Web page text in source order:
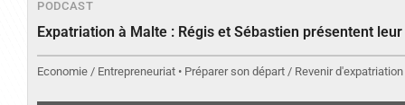
PODCAST
Expatriation à Malte : Régis et Sébastien présentent
Economie / Entrepreneuriat • Préparer son départ / Revenir d'expatriation